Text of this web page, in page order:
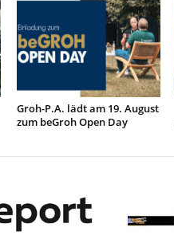
Groh-P.A. lädt am 19. August
zum beGroh Open Day